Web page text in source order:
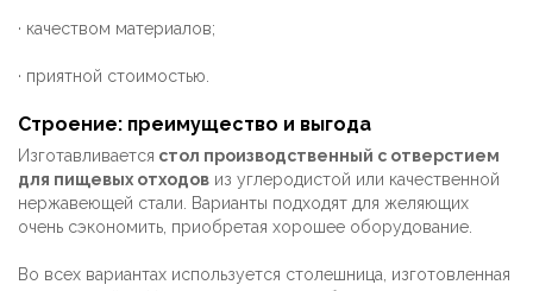
· качеством материалов;
· приятной стоимостью.
Строение: преимущество и выгода
Изготавливается стол производственный с отверстием
для пищевых отходов из углеродистой или качественной
нержавеющей стали. Варианты подходят для желяющих
очень сэкономить, приобретая хорошее оборудование.
Во всех вариантах используется столешница, изготовленная